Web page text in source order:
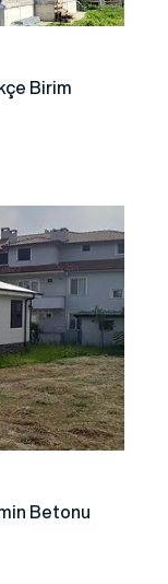
Birim
Betonu